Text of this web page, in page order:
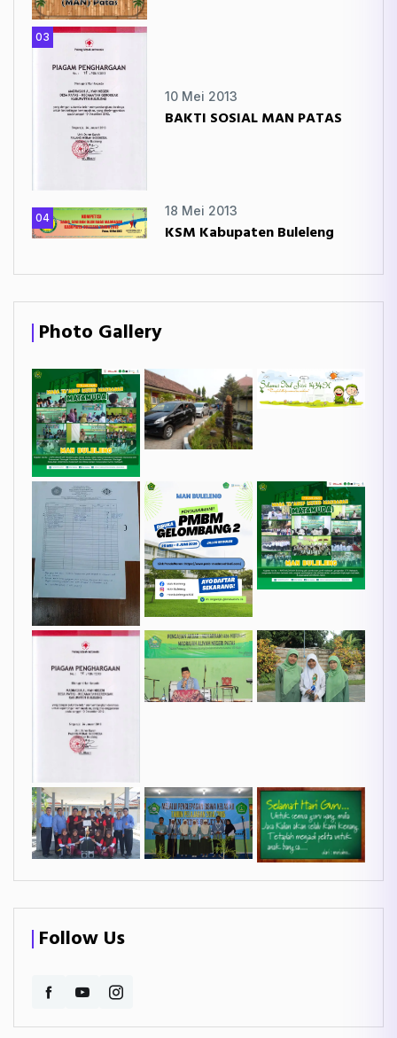
03
10 Mei 2013
BAKTI SOSIAL MAN PATAS
04
18 Mei 2013
KSM Kabupaten Buleleng
Photo Gallery
Follow Us